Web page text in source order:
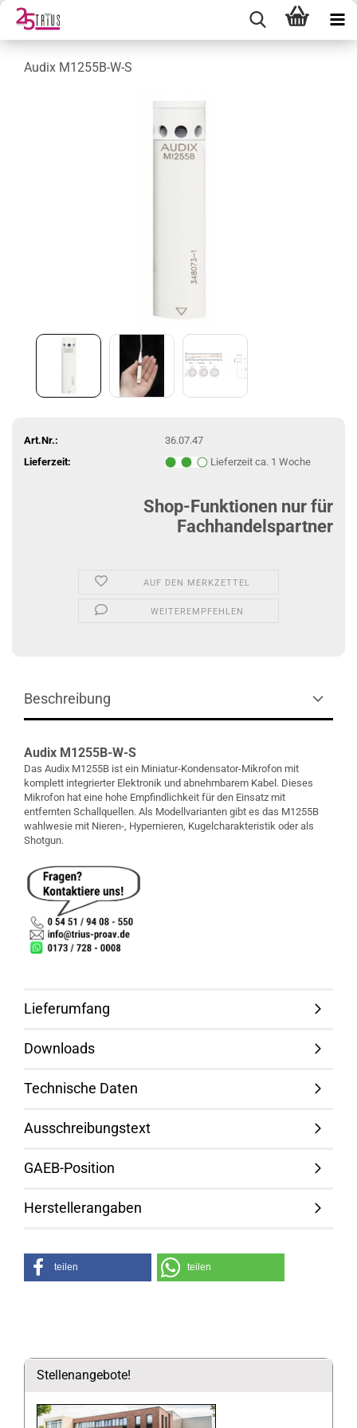
Audix M1255B-W-S
Art.Nr.:
36.07.47
Lieferzeit:
Lieferzeit ca. 1 Woche
Shop-Funktionen nur für
Fachhandelspartner
AUF DEN MERKZETTEL
WEITEREMPFEHLEN
Beschreibung
Audix M1255B-W-S
Das Audix M1255B ist ein Miniatur-Kondensator-Mikrofon mit
komplett integrierter Elektronik und abnehmbarem Kabel. Dieses
Mikrofon hat eine hohe Empfindlichkeit für den Einsatz mit
entfernten Schallquellen. Als Modellvarianten gibt es das M1255B
wahlwesie mit Nieren-, Hypernieren, Kugelcharakteristik oder als
Shotgun.
Lieferumfang
Downloads
Technische Daten
Ausschreibungstext
GAEB-Position
Herstellerangaben
teilen teilen
Stellenangebote!